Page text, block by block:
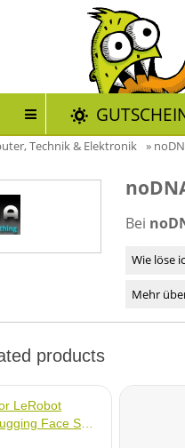
Technik & Elektronik »
Bei
Wie löse
Mehr